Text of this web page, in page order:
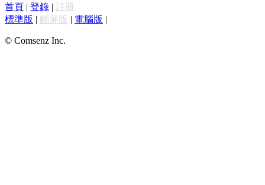
首頁 | 登錄 | 註冊
標準版 | 觸屏版 | 電腦版 |
© Comsenz Inc.